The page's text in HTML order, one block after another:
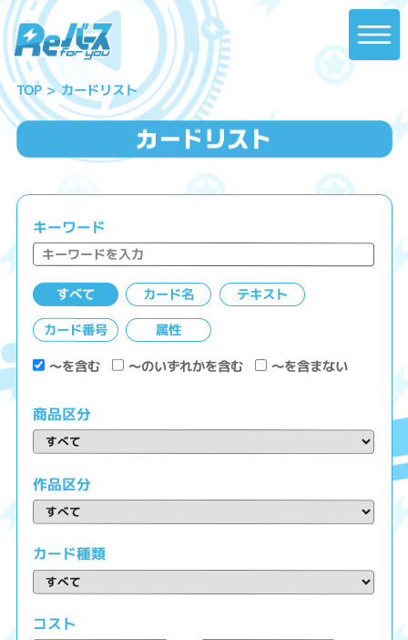
TOP カードリスト
キーワード
すべて カード名 テキスト
カード番号 属性
～を含む ～のいずれかを含む ～を含まない
商品区分
作品区分
カード種類
コスト